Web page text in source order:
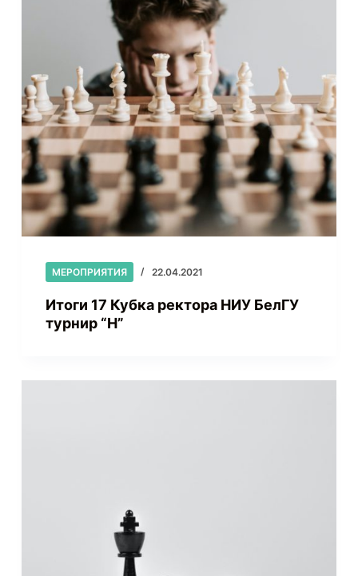
МЕРОПРИЯТИЯ 22.04.2021
Итоги 17 Кубка ректора НИУ БелГУ
турнир “H”